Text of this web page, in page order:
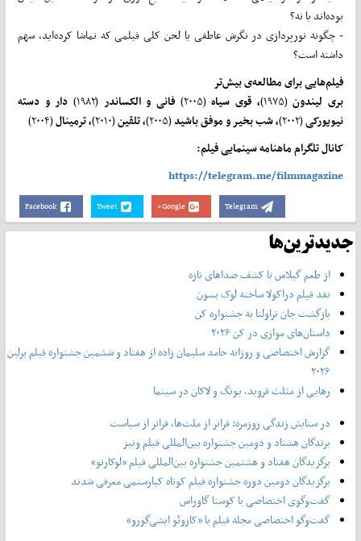
بوده‌اند یا نه؟
- چگونه نورپردازی در نگرش عاطفی یا لحن کلی فیلمی که تماشا کرده‌اید، سهم
داشته است؟
فیلم‌هایی برای مطالعه‌ی بیش‌تر
بری لیندون
، قوی سیاه فانی و الکساندر
دار و دسته‌
نیویورکی(۲۰۰۲) ، شب بخیر و موفق باشید(۲۰۰۵) ، تلقین(۲۰۱۰) ، ترمینال(۲۰۰۴)
کانال تلگرام ماهنامه سینمایی فیلم:
https://telegram.me/filmmagazine
Facebook Tweet Google+ Telegram
جدیدترین‌ها
از طعم گیلاس تا کشف صداهای تازه
نقد فیلم دراکولا ساخته لوک بسون
بازگشت جان تراولتا به جشنواره کن
داستان‌های موازی در کن ۲۰۲۶
گزارش اختصاصی و روزانه حامد سلیمان زاده از هفتاد و‌ ششمین جشنواره فیلم برلین
۲۰۲۶
رهایی از مثلث فروید، یونگ و لاکان در سینما
در ستایش زندگی روزمره: فراتر از ملت‌ها، فراتر از سیاست
برندگان هشتاد و دومین جشنواره بین‌المللی فیلم ونیز
برگزیدگان هفتاد و هشتمین جشنواره بین‌المللی فیلم «لوکارنو»
برگزیدگان دومین دوره جشنواره فیلم کوتاه کیارستمی معرفی شدند
گفت‌وگوی اختصاصی با کوستا گاوراس
گفت‌وگو اختصاصی مجله فیلم با «کازوئو ایشی‌گورو»